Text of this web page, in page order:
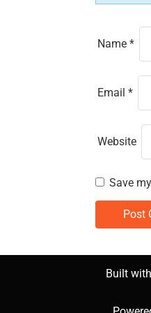
n
Name *
Email *
Website
Save
Built with